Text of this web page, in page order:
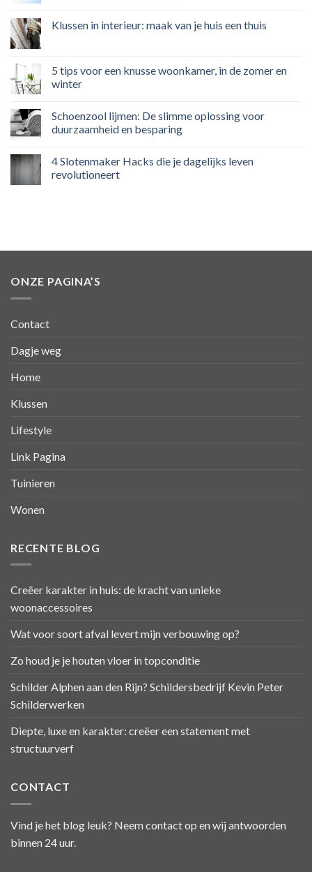
Klussen in interieur: maak van je huis een thuis
5 tips voor een knusse woonkamer, in de zomer en
winter
Schoenzool lijmen: De slimme oplossing voor
duurzaamheid en besparing
4 Slotenmaker Hacks die je dagelijks leven
revolutioneert
ONZE PAGINA’S
Contact
Dagje weg
Home
Klussen
Lifestyle
Link Pagina
Tuinieren
Wonen
RECENTE BLOG
Creëer karakter in huis: de kracht van unieke
woonaccessoires
Wat voor soort afval levert mijn verbouwing op?
Zo houd je je houten vloer in topconditie
Schilder Alphen aan den Rijn? Schildersbedrijf Kevin Peter
Schilderwerken
Diepte, luxe en karakter: creëer een statement met
structuurverf
CONTACT
Vind je het blog leuk? Neem contact op en wij antwoorden
binnen 24 uur.